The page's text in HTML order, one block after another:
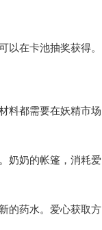
在卡池抽奖获得。
料都需要在妖精市场
奶奶的帐篷，消耗爱
的药水。爱心获取方